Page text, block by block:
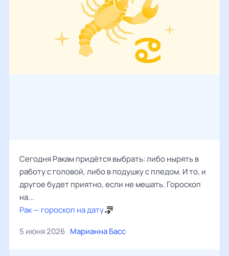
Сегодня Ракам придётся выбрать: либо нырять в
работу с головой, либо в подушку с пледом. И то, и
другое будет приятно, если не мешать. Гороскоп
на...
Рак — гороскоп на дату
5 июня 2026 Марианна Басс